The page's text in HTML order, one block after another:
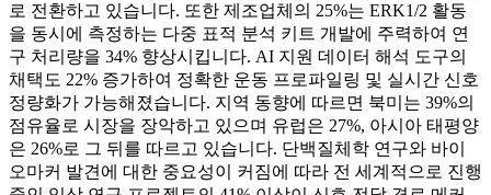
로 전환하고 있습니다. 또한 제조업체의 25%는 ERK1/2 활동
을 동시에 측정하는 다중 표적 분석 키트 개발에 주력하여 연
구 처리량을 34% 향상시킵니다. AI 지원 데이터 해석 도구의
채택도 22% 증가하여 정확한 운동 프로파일링 및 실시간 신호
정량화가 가능해졌습니다. 지역 동향에 따르면 북미는 39%의
점유율로 시장을 장악하고 있으며 유럽은 27%, 아시아 태평양
은 26%로 그 뒤를 따르고 있습니다. 단백질체학 연구와 바이
오마커 발견에 대한 중요성이 커짐에 따라 전 세계적으로 진행